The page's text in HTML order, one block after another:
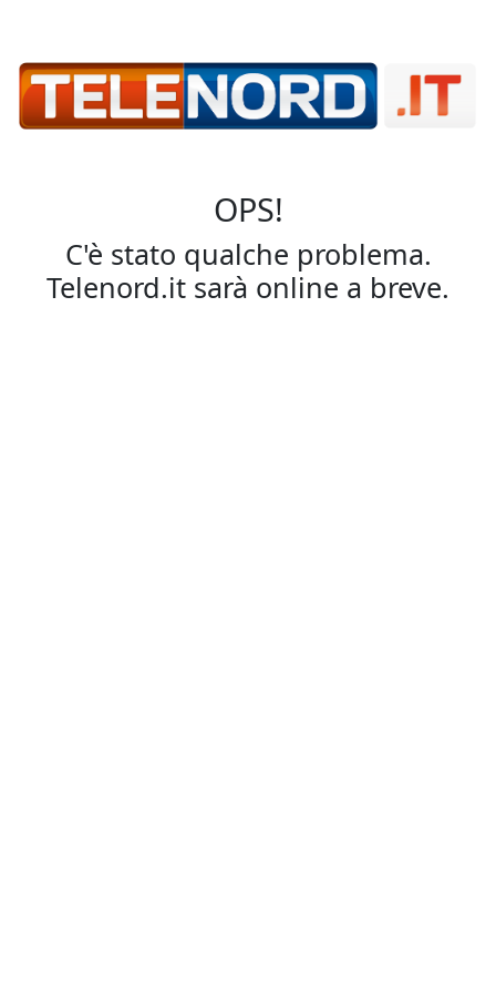
OPS!
C'è stato qualche problema.
Telenord.it sarà online a breve.